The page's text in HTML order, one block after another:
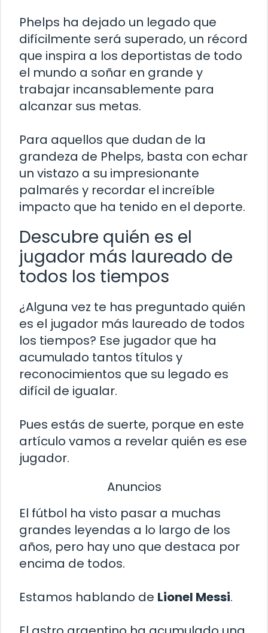
Phelps ha dejado un legado que
difícilmente será superado, un récord
que inspira a los deportistas de todo
el mundo a soñar en grande y
trabajar incansablemente para
alcanzar sus metas.
Para aquellos que dudan de la
grandeza de Phelps, basta con echar
un vistazo a su impresionante
palmarés y recordar el increíble
impacto que ha tenido en el deporte.
Descubre quién es el
jugador más laureado de
todos los tiempos
¿Alguna vez te has preguntado quién
es el jugador más laureado de todos
los tiempos? Ese jugador que ha
acumulado tantos títulos y
reconocimientos que su legado es
difícil de igualar.
Pues estás de suerte, porque en este
artículo vamos a revelar quién es ese
jugador.
Anuncios
El fútbol ha visto pasar a muchas
grandes leyendas a lo largo de los
años, pero hay uno que destaca por
encima de todos.
Estamos hablando de Lionel Messi.